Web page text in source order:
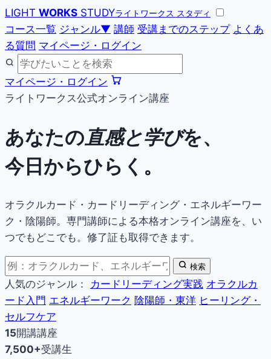
LIGHT WORKS STUDYライトワークス スタディ
コース一覧 ジャンル▼ 講師 受講までのステップ よくあ
る質問 マイページ・ログイン
マイページ・ログイン
ライトワークス公式オンライン講座
あなたの直感と学びを、
今日からひらく。
オラクルカード・カードリーディング・エネルギーワー
ク・陰陽師。専門講師による本格オンライン講座を、い
つでもどこでも。修了証も取得できます。
検索
人気のジャンル： カードリーディング実践 オラクルカ
ード入門 エネルギーワーク 陰陽師・東洋 ヒーリング・
セルフケア
15開講講座
7,500+受講生